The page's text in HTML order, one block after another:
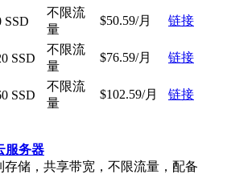
SSD
不限流
量
$50.59/月 链接
SSD
不限流
量
$76.59/月 链接
SSD
不限流
量
$102.59/月 链接
服务器
储，共享带宽，不限流量，配备